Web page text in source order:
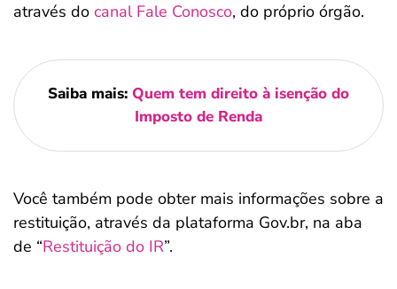
através do canal Fale Conosco, do próprio órgão.
Saiba mais: Quem tem direito à isenção do
Imposto de Renda
Você também pode obter mais informações sobre a
restituição, através da plataforma Gov.br, na aba
de “Restituição do IR”.